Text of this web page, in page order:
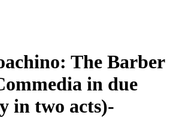
The Barber
in due
in two acts)-